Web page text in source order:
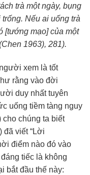
trà một ngày, bụng
Nếu ai uống trà
[tướng mạo] của một
1963), 281).
xem là tốt
rằng vào đời
duy nhất tuyên
uống tiềm tàng nguy
cho chúng ta biết
đã viết “Lời
điểm nào đó vào
đáng tiếc là không
bắt đầu thế này: